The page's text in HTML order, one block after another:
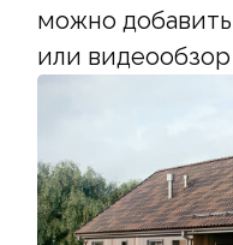
можно
или